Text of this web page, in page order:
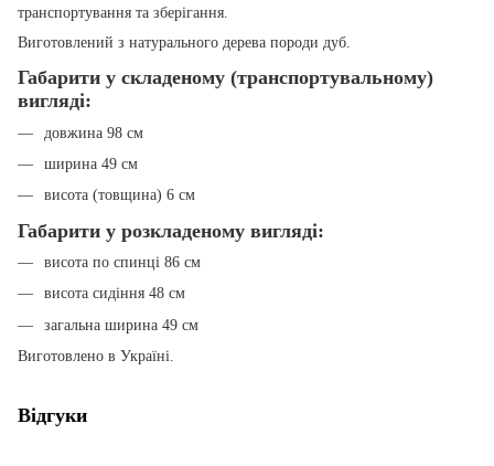
транспортування та зберігання.
Виготовлений з натурального дерева породи дуб.
Габарити у складеному (транспортувальному)
вигляді:
довжина 98 см
ширина 49 см
висота (товщина) 6 см
Габарити у розкладеному вигляді:
висота по спинці 86 см
висота сидіння 48 см
загальна ширина 49 см
Виготовлено в Україні.
Відгуки